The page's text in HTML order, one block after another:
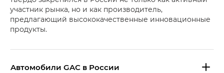
участник рынка, но и как производитель,
предлагающий высококачественные инновационные
продукты.
Aвтомобили GAC в России